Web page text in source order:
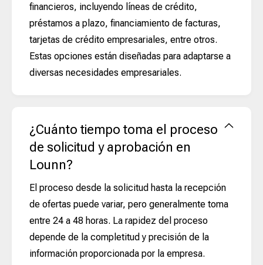
financieros, incluyendo líneas de crédito,
préstamos a plazo, financiamiento de facturas,
tarjetas de crédito empresariales, entre otros.
Estas opciones están diseñadas para adaptarse a
diversas necesidades empresariales.
¿Cuánto tiempo toma el proceso
de solicitud y aprobación en
Lounn?
El proceso desde la solicitud hasta la recepción
de ofertas puede variar, pero generalmente toma
entre 24 a 48 horas. La rapidez del proceso
depende de la completitud y precisión de la
información proporcionada por la empresa.